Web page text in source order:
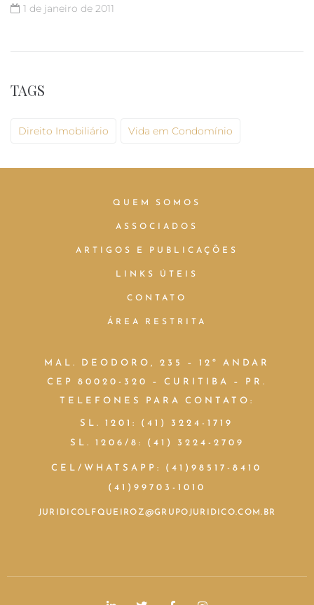
1 de janeiro de 2011
TAGS
Direito Imobiliário Vida em Condomínio
QUEM SOMOS
ASSOCIADOS
ARTIGOS E PUBLICAÇÕES
LINKS ÚTEIS
CONTATO
ÁREA RESTRITA
MAL. DEODORO, 235 – 12º ANDAR
CEP 80020-320 – CURITIBA – PR.
TELEFONES PARA CONTATO:
SL. 1201: (41) 3224-1719
SL. 1206/8: (41) 3224-2709
CEL/WHATSAPP: (41)98517-8410
(41)99703-1010
JURIDICOLFQUEIROZ@GRUPOJURIDICO.COM.BR